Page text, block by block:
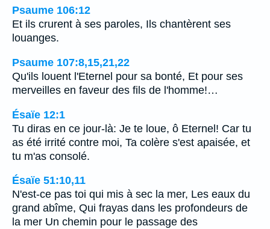
Psaume 106:12
Et ils crurent à ses paroles, Ils chantèrent ses
louanges.
Psaume 107:8,15,21,22
Qu'ils louent l'Eternel pour sa bonté, Et pour ses
merveilles en faveur des fils de l'homme!…
Ésaïe 12:1
Tu diras en ce jour-là: Je te loue, ô Eternel! Car tu
as été irrité contre moi, Ta colère s'est apaisée, et
tu m'as consolé.
Ésaïe 51:10,11
N'est-ce pas toi qui mis à sec la mer, Les eaux du
grand abîme, Qui frayas dans les profondeurs de
la mer Un chemin pour le passage des